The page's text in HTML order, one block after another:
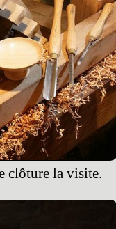
clôture la visite.